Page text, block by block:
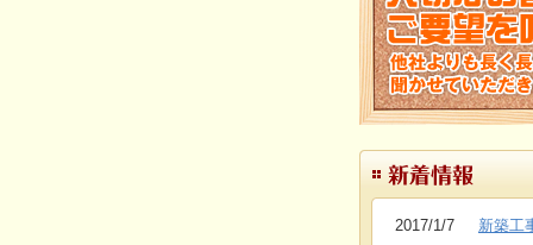
2017/1/7 新築工